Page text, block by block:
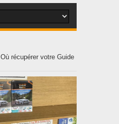
Où récupérer votre Guide